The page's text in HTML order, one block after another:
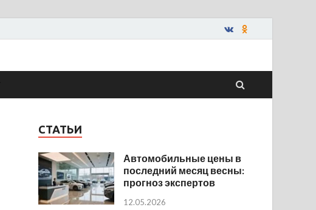
СТАТЬИ
Автомобильные цены в
последний месяц весны:
прогноз экспертов
12.05.2026